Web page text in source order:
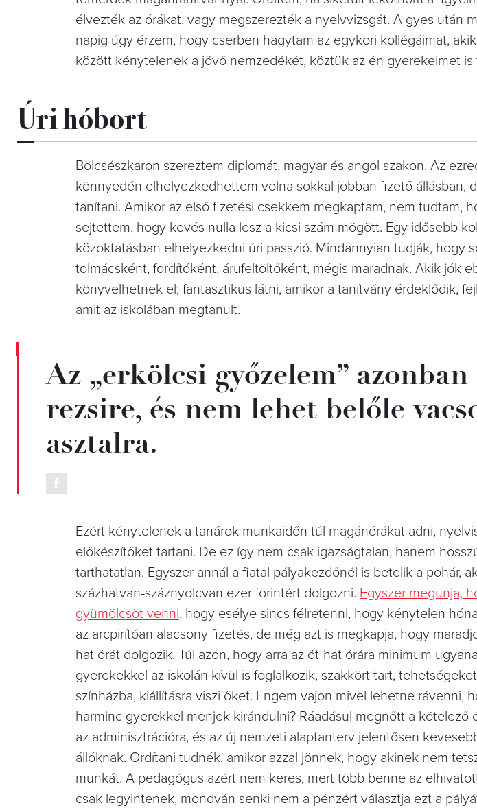
élvezték az órákat, vagy megszerezték a nyelvvizsgát. A gyes után
napig úgy érzem, hogy cserben hagytam az egykori kollégáimat,
között kénytelenek a jövő nemzedékét, köztük az én gyerekeimet is
Úri hóbort
Bölcsészkaron szereztem diplomát, magyar és angol szakon. Az
könnyedén elhelyezkedhettem volna sokkal jobban fizető állásban,
tanítani. Amikor az első fizetési csekkem megkaptam, nem tudtam,
sejtettem, hogy kevés nulla lesz a kicsi szám mögött. Egy idősebb
közoktatásban elhelyezkedni úri passzió. Mindannyian tudják, hogy
tolmácsként, fordítóként, árufeltöltőként, mégis maradnak. Akik jók
könyvelhetnek el; fantasztikus látni, amikor a tanítvány érdeklődik,
amit az iskolában megtanult.
Az „erkölcsi győzelem”
rezsire, és nem lehet belőle
asztalra.
Ezért kénytelenek a tanárok munkaidőn túl magánórákat adni,
előkészítőket tartani. De ez így nem csak igazságtalan, hanem
tarthatatlan. Egyszer annál a fiatal pályakezdőnél is betelik a pohár,
százhatvan-száznyolcvan ezer forintért dolgozni. Egyszer megunja,
gyümölcsöt venni, hogy esélye sincs félretenni, hogy kénytelen
az arcpirítóan alacsony fizetés, de még azt is megkapja, hogy
hat órát dolgozik. Túl azon, hogy arra az öt-hat órára minimum
gyerekekkel az iskolán kívül is foglalkozik, szakkört tart,
színházba, kiállításra viszi őket. Engem vajon mivel lehetne rávenni,
harminc gyerekkel menjek kirándulni? Ráadásul megnőtt a kötelező
az adminisztrációra, és az új nemzeti alaptanterv jelentősen
állóknak. Ordítani tudnék, amikor azzal jönnek, hogy akinek nem
munkát. A pedagógus azért nem keres, mert több benne az
csak legyintenek, mondván senki nem a pénzért választja ezt a